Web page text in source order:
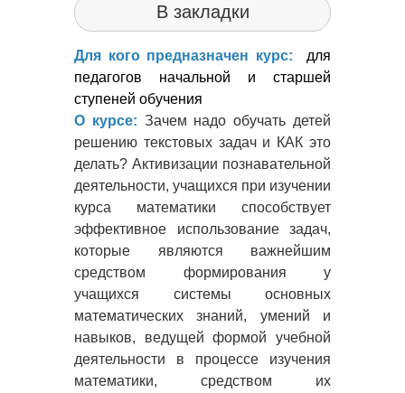
В закладки
Для кого предназначен курс:
для
педагогов начальной и старшей
ступеней обучения
О курсе: Зачем надо обучать детей
решению текстовых задач и КАК это
делать? Активизации познавательной
деятельности, учащихся при изучении
курса математики способствует
эффективное использование задач,
которые являются важнейшим
средством формирования у
учащихся системы основных
математических знаний, умений и
навыков, ведущей формой учебной
деятельности в процессе изучения
математики, средством их